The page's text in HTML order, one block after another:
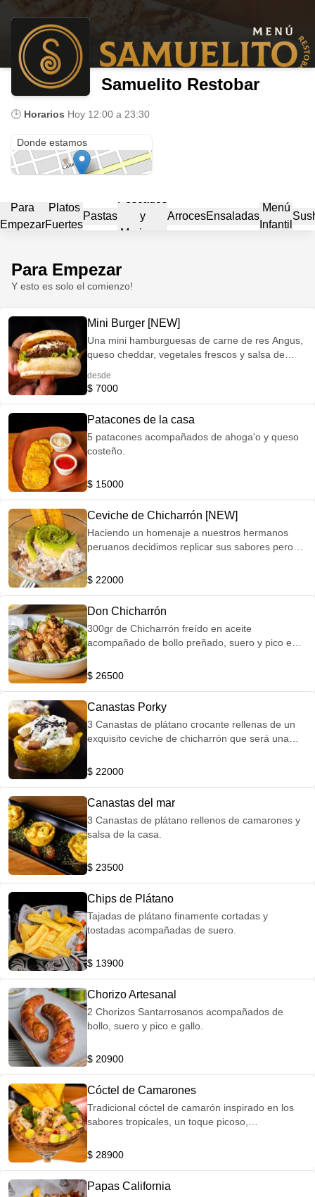
Samuelito Restobar
🕒 Horarios Hoy 12:00 a 23:30
Donde estamos
Para
Empezar
Platos
Fuertes
Pastas
y
Mariscos
ArrocesEnsaladas
Menú
Infantil
Para Empezar
Y esto es solo el comienzo!
Mini Burger [NEW]
Una mini hamburguesas de carne de res Angus,
queso cheddar, vegetales frescos y salsa de
precio varía.
desde
$ 7000
Patacones de la casa
5 patacones acompañados de ahoga'o y queso
costeño.
$ 15000
Ceviche de Chicharrón [NEW]
Haciendo un homenaje a nuestros hermanos
peruanos decidimos replicar sus sabores pero
bañada en leche de tigre.
$ 22000
Don Chicharrón
300gr de Chicharrón freído en aceite
acompañado de bollo preñado, suero y pico e
$ 26500
Canastas Porky
3 Canastas de plátano crocante rellenas de un
exquisito ceviche de chicharrón que será una
$ 22000
Canastas del mar
3 Canastas de plátano rellenos de camarones y
salsa de la casa.
$ 23500
Chips de Plátano
Tajadas de plátano finamente cortadas y
tostadas acompañadas de suero.
$ 13900
Chorizo Artesanal
2 Chorizos Santarrosanos acompañados de
bollo, suero y pico e gallo.
$ 20900
Cóctel de Camarones
Tradicional cóctel de camarón inspirado en los
sabores tropicales, un toque picoso,
$ 28900
Papas California